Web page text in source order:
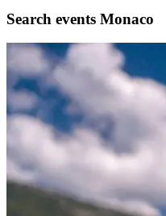
Search events Monaco